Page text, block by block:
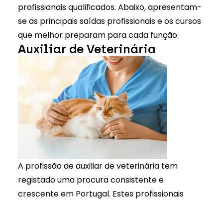
profissionais qualificados. Abaixo, apresentam-
se as principais saídas profissionais e os cursos
que melhor preparam para cada função.
Auxiliar de Veterinária
A profissão de auxiliar de veterinária tem
registado uma procura consistente e
crescente em Portugal. Estes profissionais